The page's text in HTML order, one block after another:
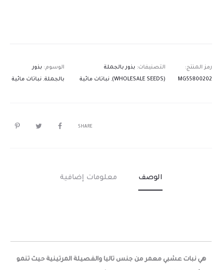
رمز المنتج:
MG55800202
التصنيفات: بذور بالجملة
(WHOLESALE SEEDS)
, نباتات مائية
الوسوم: بذور
بالجملة, نباتات مائية
SHARE
الوصف معلومات إضافية
هي نبات عشبي معمر من جنس تاليا والفصيلة المرتينية حيث تنمو